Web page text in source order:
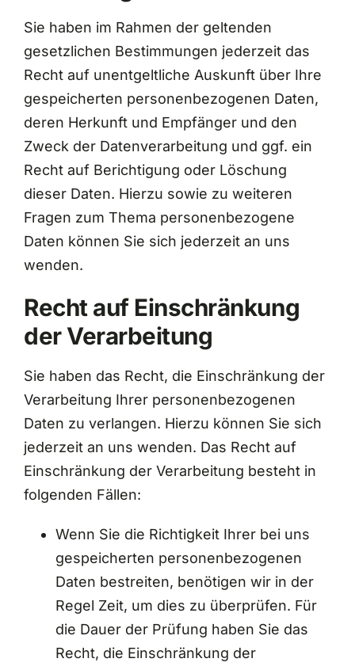
Sie haben im Rahmen der geltenden
gesetzlichen Bestimmungen jederzeit das
Recht auf unentgeltliche Auskunft über Ihre
gespeicherten personenbezogenen Daten,
deren Herkunft und Empfänger und den
Zweck der Datenverarbeitung und ggf. ein
Recht auf Berichtigung oder Löschung
dieser Daten. Hierzu sowie zu weiteren
Fragen zum Thema personenbezogene
Daten können Sie sich jederzeit an uns
wenden.
Recht auf Einschränkung
der Verarbeitung
Sie haben das Recht, die Einschränkung der
Verarbeitung Ihrer personenbezogenen
Daten zu verlangen. Hierzu können Sie sich
jederzeit an uns wenden. Das Recht auf
Einschränkung der Verarbeitung besteht in
folgenden Fällen:
Wenn Sie die Richtigkeit Ihrer bei uns
gespeicherten personenbezogenen
Daten bestreiten, benötigen wir in der
Regel Zeit, um dies zu überprüfen. Für
die Dauer der Prüfung haben Sie das
Recht, die Einschränkung der